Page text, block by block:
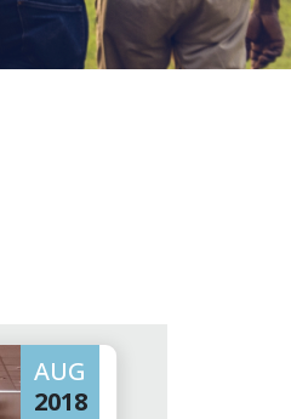
AUG
2018